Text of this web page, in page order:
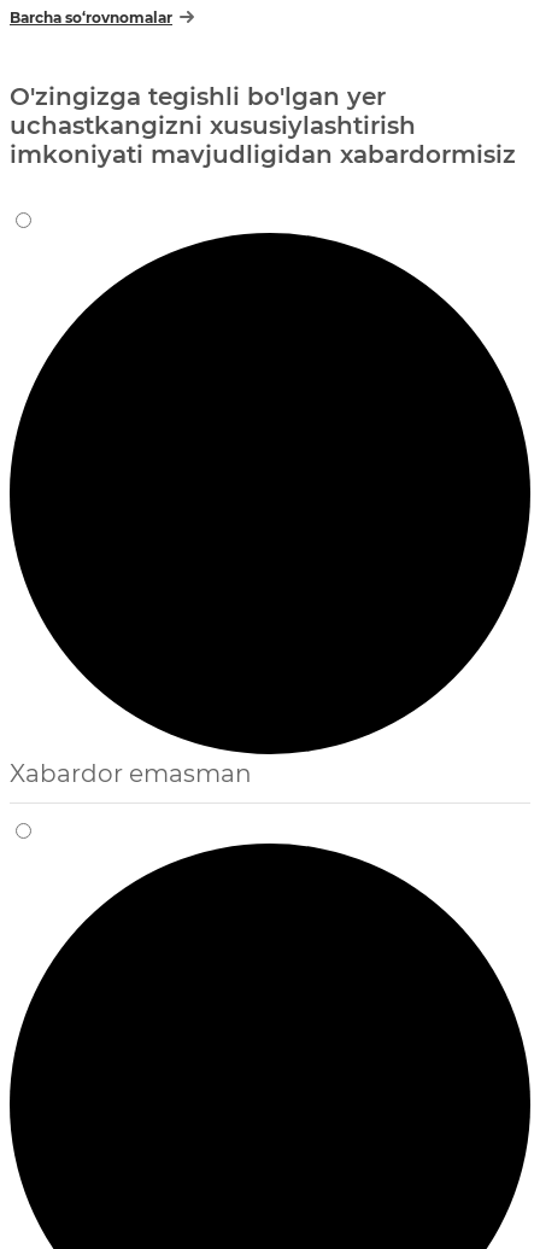
Barcha so‘rovnomalar
O'zingizga tegishli bo'lgan yer
uchastkangizni xususiylashtirish
imkoniyati mavjudligidan xabardormisiz
Xabardor emasman